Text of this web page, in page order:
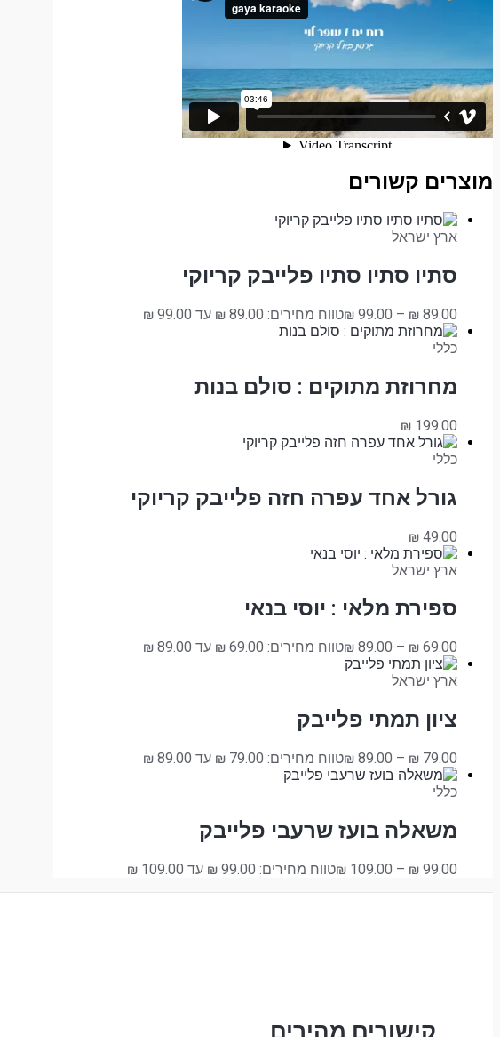
מוצרים קשורים
ארץ ישראל
סתיו סתיו סתיו פלייבק קריוקי
₪ 89.00
–
₪ 99.00
טווח מחירים: ⁦₪ 89.00⁩ עד ⁦₪ 99.00⁩
כללי
מחרוזת מתוקים : סולם בנות
₪ 199.00
כללי
גורל אחד עפרה חזה פלייבק קריוקי
₪ 49.00
ארץ ישראל
ספירת מלאי : יוסי בנאי
₪ 69.00
–
₪ 89.00
טווח מחירים: ⁦₪ 69.00⁩ עד ⁦₪ 89.00⁩
ארץ ישראל
ציון תמתי פלייבק
₪ 79.00
–
₪ 89.00
טווח מחירים: ⁦₪ 79.00⁩ עד ⁦₪ 89.00⁩
כללי
משאלה בועז שרעבי פלייבק
₪ 99.00
–
₪ 109.00 טווח מחירים: ⁦₪ 99.00⁩ עד ⁦₪ 109.00⁩
קישורים מהירים